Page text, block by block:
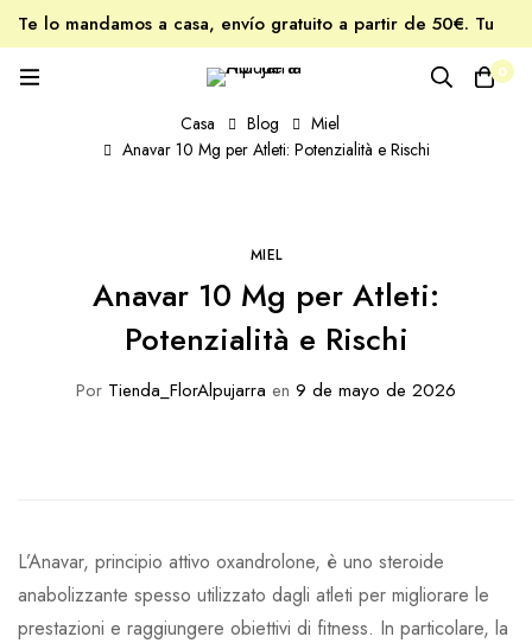
Te lo mandamos a casa, envío gratuito a partir de 50€. Tu
miel favorita, estés donde estés.
0
Casa Blog
Miel
Anavar 10 Mg per Atleti: Potenzialità e Rischi
MIEL
Anavar 10 Mg per Atleti:
Potenzialità e Rischi
Por Tienda_FlorAlpujarra en 9 de mayo de 2026
L’Anavar, principio attivo oxandrolone, è uno steroide
anabolizzante spesso utilizzato dagli atleti per migliorare le
prestazioni e raggiungere obiettivi di fitness. In particolare, la